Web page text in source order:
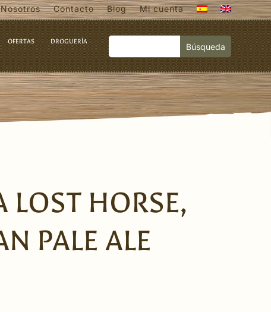
Nosotros Contacto Blog Mi cuenta
OFERTAS DROGUERÍA
LOST HORSE,
PALE ALE